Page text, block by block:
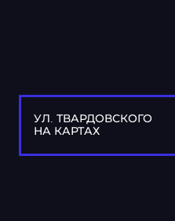
УЛ. ТВАРДОВСКОГО
НА КАРТАХ